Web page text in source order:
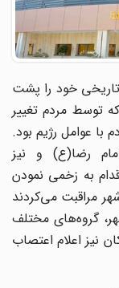
تاریخى خود را پشت
مردم تغییر
عوامل رژیم بود.
رضا(ع) و نیز
به زخمى نمودن
مراقبت مى‌‌کردند
گروه‌‌هاى مختلف
اعلام اعتصاب